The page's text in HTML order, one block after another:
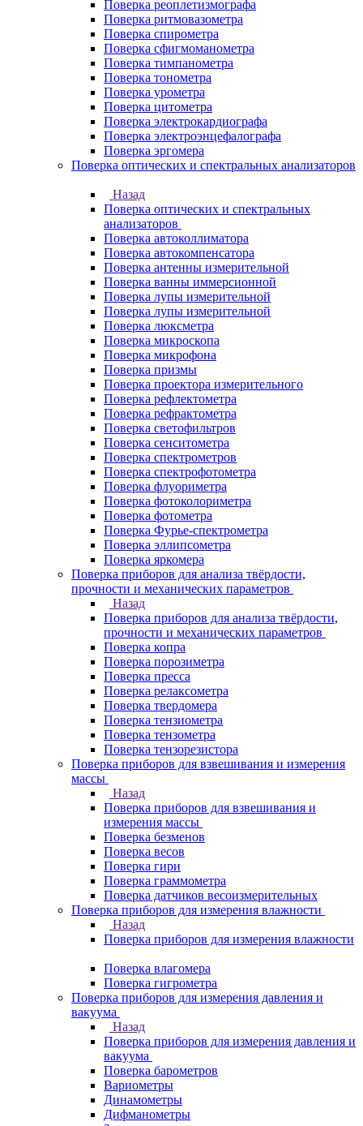
Поверка реоплетизмографа
Поверка ритмовазометра
Поверка спирометра
Поверка сфигмоманометра
Поверка тимпанометра
Поверка тонометра
Поверка урометра
Поверка цитометра
Поверка электрокардиографа
Поверка электроэнцефалографа
Поверка эргомера
Поверка оптических и спектральных анализаторов
Назад
Поверка оптических и спектральных
анализаторов
Поверка автоколлиматора
Поверка автокомпенсатора
Поверка антенны измерительной
Поверка ванны иммерсионной
Поверка лупы измерительной
Поверка лупы измерительной
Поверка люксметра
Поверка микроскопа
Поверка микрофона
Поверка призмы
Поверка проектора измерительного
Поверка рефлектометра
Поверка рефрактометра
Поверка светофильтров
Поверка сенситометра
Поверка спектрометров
Поверка спектрофотометра
Поверка флуориметра
Поверка фотоколориметра
Поверка фотометра
Поверка Фурье-спектрометра
Поверка эллипсометра
Поверка яркомера
Поверка приборов для анализа твёрдости,
прочности и механических параметров
Назад
Поверка приборов для анализа твёрдости,
прочности и механических параметров
Поверка копра
Поверка порозиметра
Поверка пресса
Поверка релаксометра
Поверка твердомера
Поверка тензиометра
Поверка тензометра
Поверка тензорезистора
Поверка приборов для взвешивания и измерения
массы
Назад
Поверка приборов для взвешивания и
измерения массы
Поверка безменов
Поверка весов
Поверка гири
Поверка граммометра
Поверка датчиков весоизмерительных
Поверка приборов для измерения влажности
Назад
Поверка приборов для измерения влажности
Поверка влагомера
Поверка гигрометра
Поверка приборов для измерения давления и
вакуума
Назад
Поверка приборов для измерения давления и
вакуума
Поверка барометров
Вариометры
Динамометры
Дифманометры